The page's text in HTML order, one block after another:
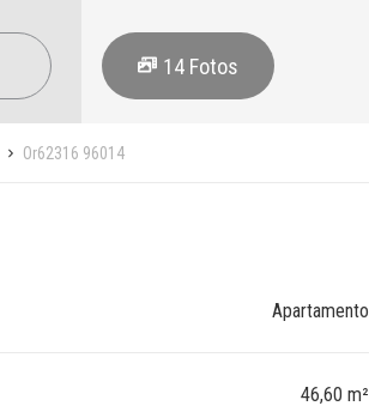
14 Fotos
Or62316 96014
Apartamento
46,60 m²